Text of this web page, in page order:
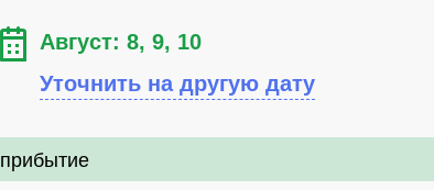
Август: 8, 9, 10
Уточнить на другую дату
прибытие